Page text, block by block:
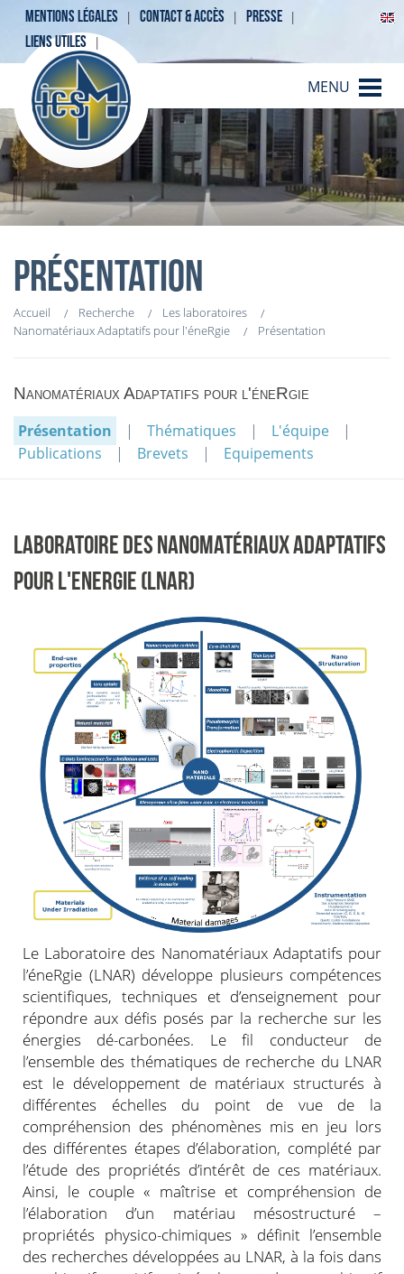
MENTIONS LÉGALES CONTACT & ACCÈS
PRESSE
LIENS UTILES
MENU
PRÉSENTATION
Accueil Recherche
Les laboratoires
Nanomatériaux Adaptatifs pour l'éneRgie
Présentation
Nanomatériaux Adaptatifs pour l'éneRgie
Présentation Thématiques
L'équipe
Publications
Brevets Equipements
LABORATOIRE DES NANOMATÉRIAUX ADAPTATIFS
POUR L'ENERGIE (LNAR)
Le Laboratoire des Nanomatériaux Adaptatifs pour
l’éneRgie (LNAR) développe plusieurs compétences
scientifiques, techniques et d’enseignement pour
répondre aux défis posés par la recherche sur les
énergies dé-carbonées. Le fil conducteur de
l’ensemble des thématiques de recherche du LNAR
est le développement de matériaux structurés à
différentes échelles du point de vue de la
compréhension des phénomènes mis en jeu lors
des différentes étapes d’élaboration, complété par
l’étude des propriétés d’intérêt de ces matériaux.
Ainsi, le couple « maîtrise et compréhension de
l’élaboration d’un matériau mésostructuré –
propriétés physico-chimiques » définit l’ensemble
des recherches développées au LNAR, à la fois dans